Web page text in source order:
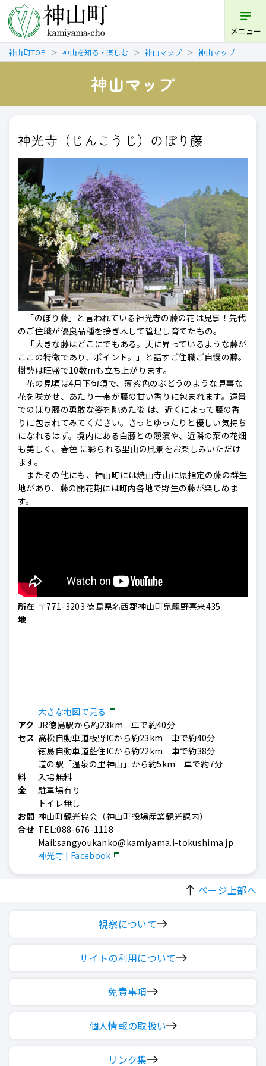
メニュー
神山町TOP 神山を知る・楽しむ 神山マップ 神山マップ
神山マップ
神光寺（じんこうじ）のぼり藤
「のぼり藤」と言われている神光寺の藤の花は見事！先代
のご住職が優良品種を接ぎ木して管理し育てたもの。
「大きな藤はどこにでもある。天に昇っているような藤が
ここの特徴であり、ポイント。」と話すご住職ご自慢の藤。
樹勢は旺盛で10数mも立ち上がります。
花の見頃は4月下旬頃で、薄紫色のぶどうのような見事な
花を咲かせ、あたり一帯が藤の甘い香りに包まれます。遠景
でのぼり藤の勇敢な姿を眺めた後 は、近くによって藤の香
りに包まれてみてください。きっとゆったりと優しい気持ち
になれるはず。境内にある白藤との競演や、近隣の菜の花畑
も美しく、春色 に彩られる里山の風景をお楽しみいただけ
ます。
またその他にも、神山町には焼山寺山に県指定の藤の群生
地があり、藤の開花期には町内各地で野生の藤が楽しめま
す。
所在
地
〒771-3203 徳島県名西郡神山町鬼籠野喜来435
大きな地図で見る
アク
セス
JR徳島駅から約23km 車で約40分
高松自動車道板野ICから約23km 車で約40分
徳島自動車道藍住ICから約22km 車で約38分
道の駅「温泉の里神山」から約5km 車で約7分
料
金
入場無料
駐車場有り
トイレ無し
お問
合せ
神山町観光協会（神山町役場産業観光課内）
TEL:088-676-1118
Mail:sangyoukanko@kamiyama.i-tokushima.jp
神光寺 | Facebook
ページ上部へ
視察について
サイトの利用について
免責事項
個人情報の取扱い
リンク集